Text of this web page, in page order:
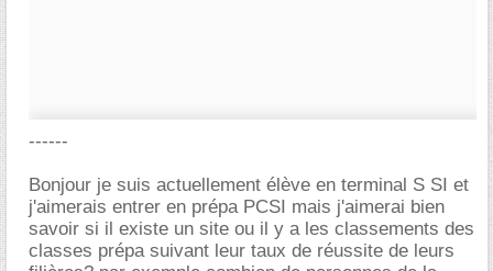
------
Bonjour je suis actuellement élève en terminal S SI et
j'aimerais entrer en prépa PCSI mais j'aimerai bien
savoir si il existe un site ou il y a les classements des
classes prépa suivant leur taux de réussite de leurs